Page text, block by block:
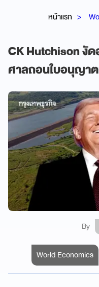
หน้าแรก
CK Hutchison งั
ศาลถอนใบอนุญาต
By
World Economics